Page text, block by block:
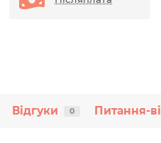
Відгуки 0 Питання-